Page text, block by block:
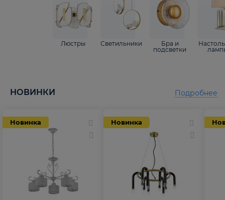
Люстры Светильники
Бра и
подсветки
НОВИНКИ
Новинка Новинка
Подробнее